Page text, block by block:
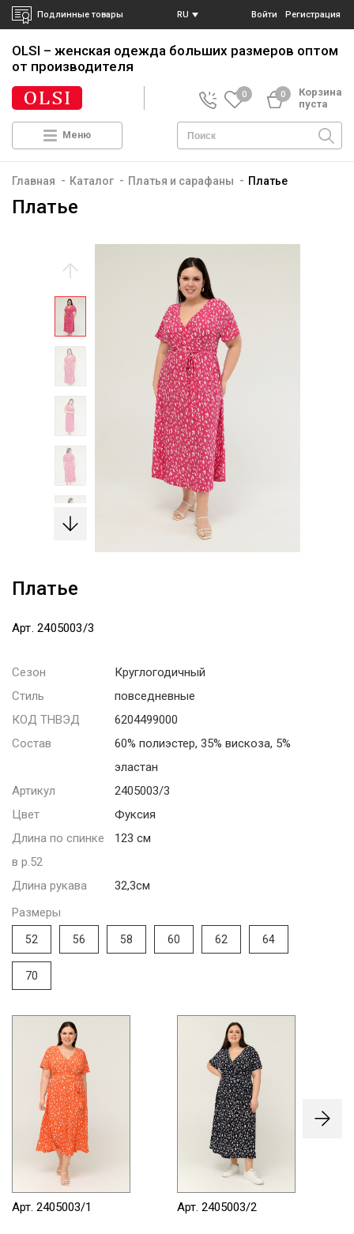
Подлинные товары RU Войти Регистрация
OLSI – женская одежда больших размеров оптом
от производителя
0 0
Корзина
пуста
Меню
Главная - Каталог - Платья и сарафаны - Платье
Платье
Платье
Арт. 2405003/3
Сезон
Круглогодичный
Стиль
повседневные
КОД ТНВЭД
6204499000
Состав
60% полиэстер, 35% вискоза, 5%
эластан
Артикул
2405003/3
Цвет
Фуксия
Длина по спинке
в р.52
123 см
Длина рукава
32,3см
Размеры
52 56 58 60 62 64
70
Арт. 2405003/1 Арт. 2405003/2